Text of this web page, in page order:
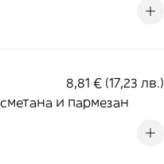
8,81 € (17,23 лв.)
и пармезан